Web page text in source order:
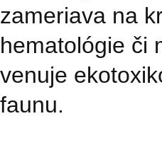
zameriava na
hematológie či
venuje
faunu.